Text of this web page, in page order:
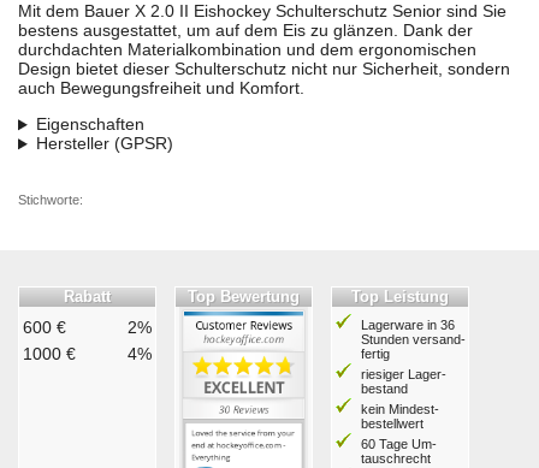
Mit dem Bauer X 2.0 II Eishockey Schulterschutz Senior sind Sie
bestens ausgestattet, um auf dem Eis zu glänzen. Dank der
durchdachten Materialkombination und dem ergonomischen
Design bietet dieser Schulterschutz nicht nur Sicherheit, sondern
auch Bewegungsfreiheit und Komfort.
Eigenschaften
Hersteller (GPSR)
Stichworte:
Rabatt
600 €
2%
1000 €
4%
Top Bewertung Top Leistung
Lagerware in 36
Stunden ver­sand­
fertig
riesiger Lager­
bestand
kein Mindest­
bestell­wert
60 Tage Um­
tausch­recht